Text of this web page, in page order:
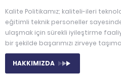
Kalite Politikamız; kaliteli-ileri
eğitimli teknik personeller
ulaşmak için sürekli iyileştirme
bir şekilde başarımızı zirveye
HAKKIMIZDA